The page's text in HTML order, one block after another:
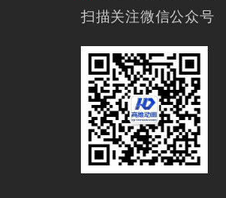
扫描关注微信公众号